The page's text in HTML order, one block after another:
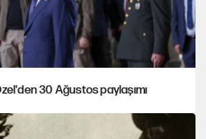
30 Ağustos paylaşımı